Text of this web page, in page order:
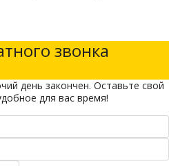
звонка
день закончен. Оставьте свой
для вас время!